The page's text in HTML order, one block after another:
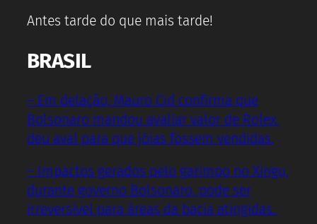
Antes tarde do que mais tarde!
BRASIL
– Em delação, Mauro Cid confirma que
Bolsonaro mandou avaliar valor de Rolex
deu aval para que jóias fossem vendidas.
– Impactos gerados pelo garimpo no Xingu,
durante governo Bolsonaro, pode ser
irreversível para áreas da bacia atingidas.